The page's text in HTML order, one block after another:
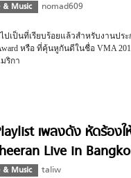
Music nomad609
ปเป็นที่เรียบร้อยแล้วสำหรับงานประ
หรือ ที่คุ้นหูกันดีในชื่อ VMA
ริกา
เพลงดัง หัดร้อง
Live in
Music taliw